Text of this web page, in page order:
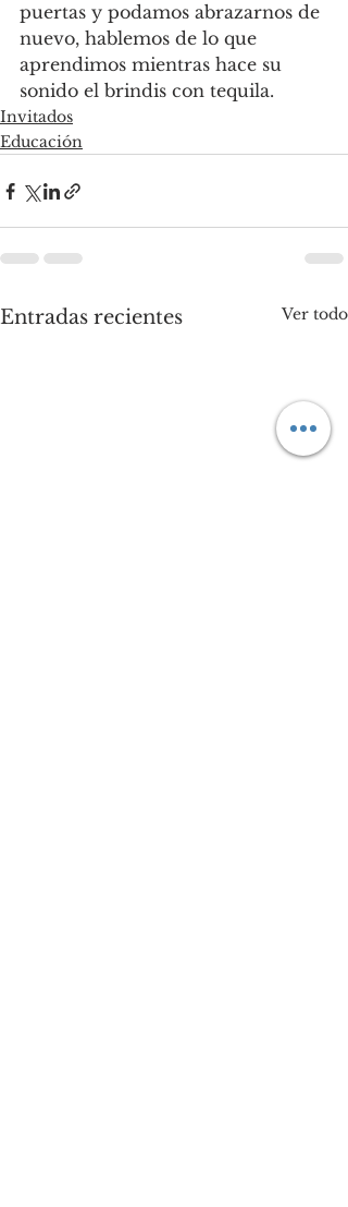
puertas y podamos abrazarnos de
nuevo, hablemos de lo que
aprendimos mientras hace su
sonido el brindis con tequila.
Invitados
Educación
Entradas recientes Ver todo